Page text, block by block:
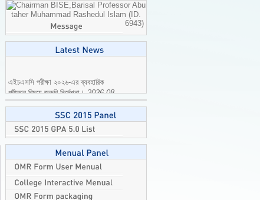
Professor Abu
taher Muhammad Rashedul Islam (ID.
6943)
পরীক্ষার বিষয়ে জরুরি নির্দেশনা।2026-08-
04